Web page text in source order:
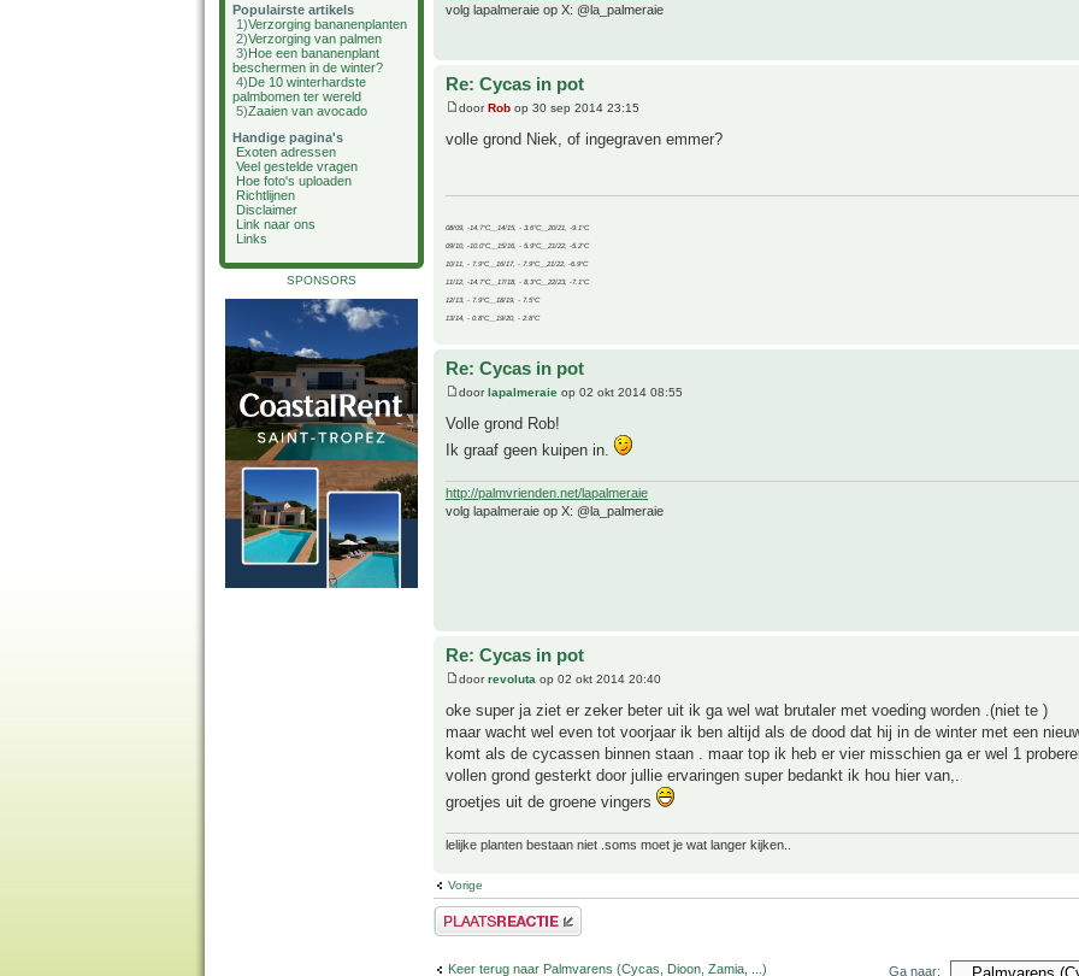
Populairste artikels
1)Verzorging bananenplanten
2)Verzorging van palmen
3)Hoe een bananenplant
beschermen in de winter?
4)De 10 winterhardste
palmbomen ter wereld
5)Zaaien van avocado
Handige pagina's
Exoten adressen
Veel gestelde vragen
Hoe foto's uploaden
Richtlijnen
Disclaimer
Link naar ons
Links
SPONSORS
volg lapalmeraie op X: @la_palmeraie
Re: Cycas in pot
doorRob op 30 sep 2014 23:15
volle grond Niek, of ingegraven emmer?
08/09, -14.7°C__14/15, - 3.6°C__20/21, -9.1°C
09/10, -10.0°C__15/16, - 5.9°C__21/22, -5.2°C
10/11, - 7.9°C__16/17, - 7.9°C__21/22, -6.9°C
11/12, -14.7°C__17/18, - 8.3°C__22/23, -7.1°C
12/13, - 7.9°C__18/19, - 7.5°C
13/14, - 0.8°C__19/20, - 2.8°C
Re: Cycas in pot
doorlapalmeraie op 02 okt 2014 08:55
Volle grond Rob!
Ik graaf geen kuipen in.
http://palmvrienden.net/lapalmeraie
volg lapalmeraie op X: @la_palmeraie
Re: Cycas in pot
doorrevoluta op 02 okt 2014 20:40
oke super ja ziet er zeker beter uit ik ga wel wat brutaler met voeding worden .(niet te )
maar wacht wel even tot voorjaar ik ben altijd als de dood dat hij in de winter met een
komt als de cycassen binnen staan . maar top ik heb er vier misschien ga er wel 1
vollen grond gesterkt door jullie ervaringen super bedankt ik hou hier van,.
groetjes uit de groene vingers
lelijke planten bestaan niet .soms moet je wat langer kijken..
Vorige
Plaats een reactie
Keer terug naar Palmvarens (Cycas, Dioon, Zamia, ...) Ga naar: